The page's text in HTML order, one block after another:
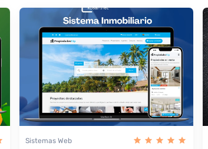
Sistemas Web